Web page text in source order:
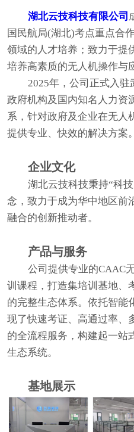
湖北云技科技有限公司
国民航局(湖北)考点重点合
领域的人才培养；致力于提
培养高素质的无人机操作与
2025年，公司正式入
政府机构及国内知名人力资
系，针对政府及企业在无人
提供专业、快效的解决方案。
企业文化
湖北云技科技秉持“科
念，致力于成为华中地区前
融合的创新推动者。
产品与服务
公司提供专业的CAAC
训课程，打造集培训基地、
的完整生态体系。依托智能
现了快速考证、高通过率、
的全流程服务，构建起一站
生态系统。
基地展示